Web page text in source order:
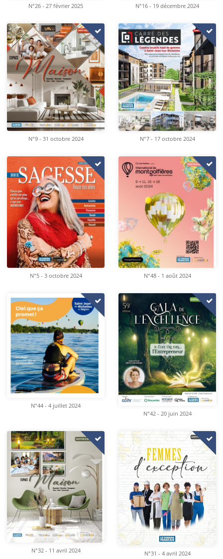
N°26 - 27 février 2025 N°16 - 19 décembre 2024
N°9 - 31 octobre 2024 N°7 - 17 octobre 2024
N°5 - 3 octobre 2024 N°48 - 1 août 2024
N°44 - 4 juillet 2024
N°42 - 20 juin 2024
N°32 - 11 avril 2024 N°31 - 4 avril 2024